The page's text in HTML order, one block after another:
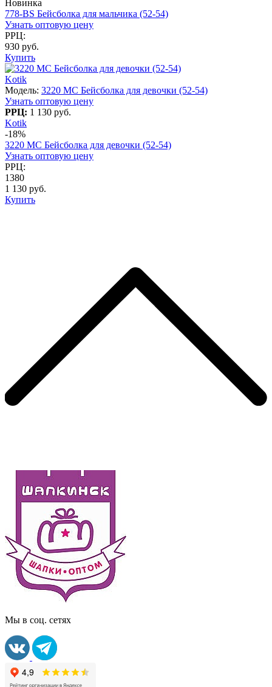
Новинка
778-BS Бейсболка для мальчика (52-54)
Узнать оптовую цену
РРЦ:
930 руб.
Купить
Kotik
Модель: 3220 МC Бейсболка для девочки (52-54)
Узнать оптовую цену
РРЦ: 1 130 руб.
Kotik
-18%
3220 МC Бейсболка для девочки (52-54)
Узнать оптовую цену
РРЦ:
1380
1 130 руб.
Купить
Мы в соц. сетях